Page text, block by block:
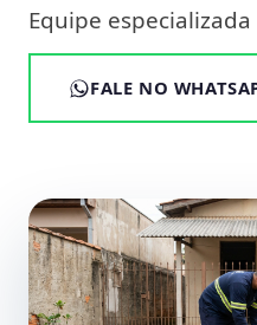
Equipe
FALE NO